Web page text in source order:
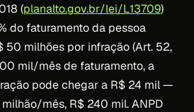
(planalto.gov.br/lei/L13709)
do faturamento da pessoa
50 milhões por infração (Art. 52,
mil/mês de faturamento, a
pode chegar a R$ 24 mil —
mês, R$ 240 mil. ANPD